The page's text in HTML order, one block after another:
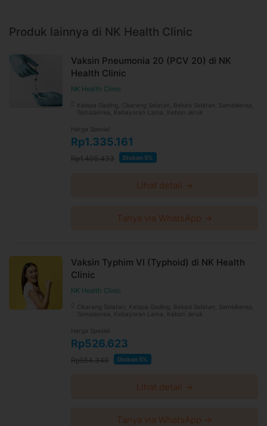
Produk lainnya di NK Health Clinic
Vaksin Pneumonia 20 (PCV 20) di NK
Health Clinic
NK Health Clinic
Kelapa Gading, Cikarang Selatan, Bekasi Selatan, Sambikerep,
Tamalanrea, Kebayoran Lama, Kebon Jeruk
Harga Spesial
Rp1.335.161
Rp1.405.433 Diskon 5%
Lihat detail →
Tanya via WhatsApp →
Vaksin Typhim VI (Typhoid) di NK Health
Clinic
NK Health Clinic
Cikarang Selatan, Kelapa Gading, Bekasi Selatan, Sambikerep,
Tamalanrea, Kebayoran Lama, Kebon Jeruk
Harga Spesial
Rp526.623
Rp554.340 Diskon 5%
Lihat detail →
Tanya via WhatsApp →